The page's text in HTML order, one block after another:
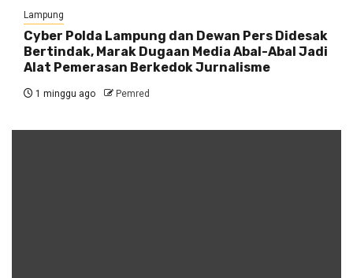
Lampung
Cyber Polda Lampung dan Dewan Pers Didesak
Bertindak, Marak Dugaan Media Abal-Abal Jadi
Alat Pemerasan Berkedok Jurnalisme
1 minggu ago Pemred